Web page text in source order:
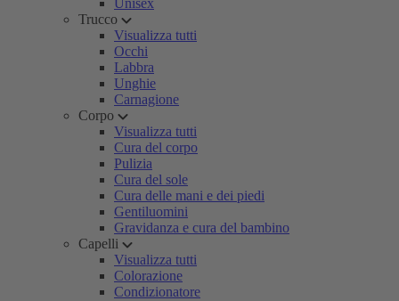
Unisex
Trucco
Visualizza tutti
Occhi
Labbra
Unghie
Carnagione
Corpo
Visualizza tutti
Cura del corpo
Pulizia
Cura del sole
Cura delle mani e dei piedi
Gentiluomini
Gravidanza e cura del bambino
Capelli
Visualizza tutti
Colorazione
Condizionatore